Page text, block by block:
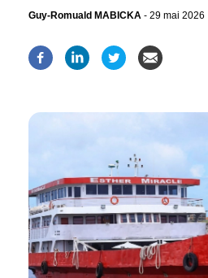
Guy-Romuald MABICKA - 29 mai 2026